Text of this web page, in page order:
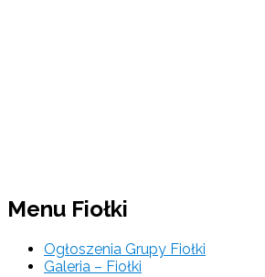
Menu Fiołki
Ogłoszenia Grupy Fiołki
Galeria – Fiołki